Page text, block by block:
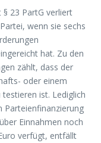
§ 23 PartG verliert
wenn sie sechs
hat. Zu den
zählt, dass der
oder einem
ist. Lediglich
Parteienfinanzierung
Einnahmen noch
verfügt, entfällt